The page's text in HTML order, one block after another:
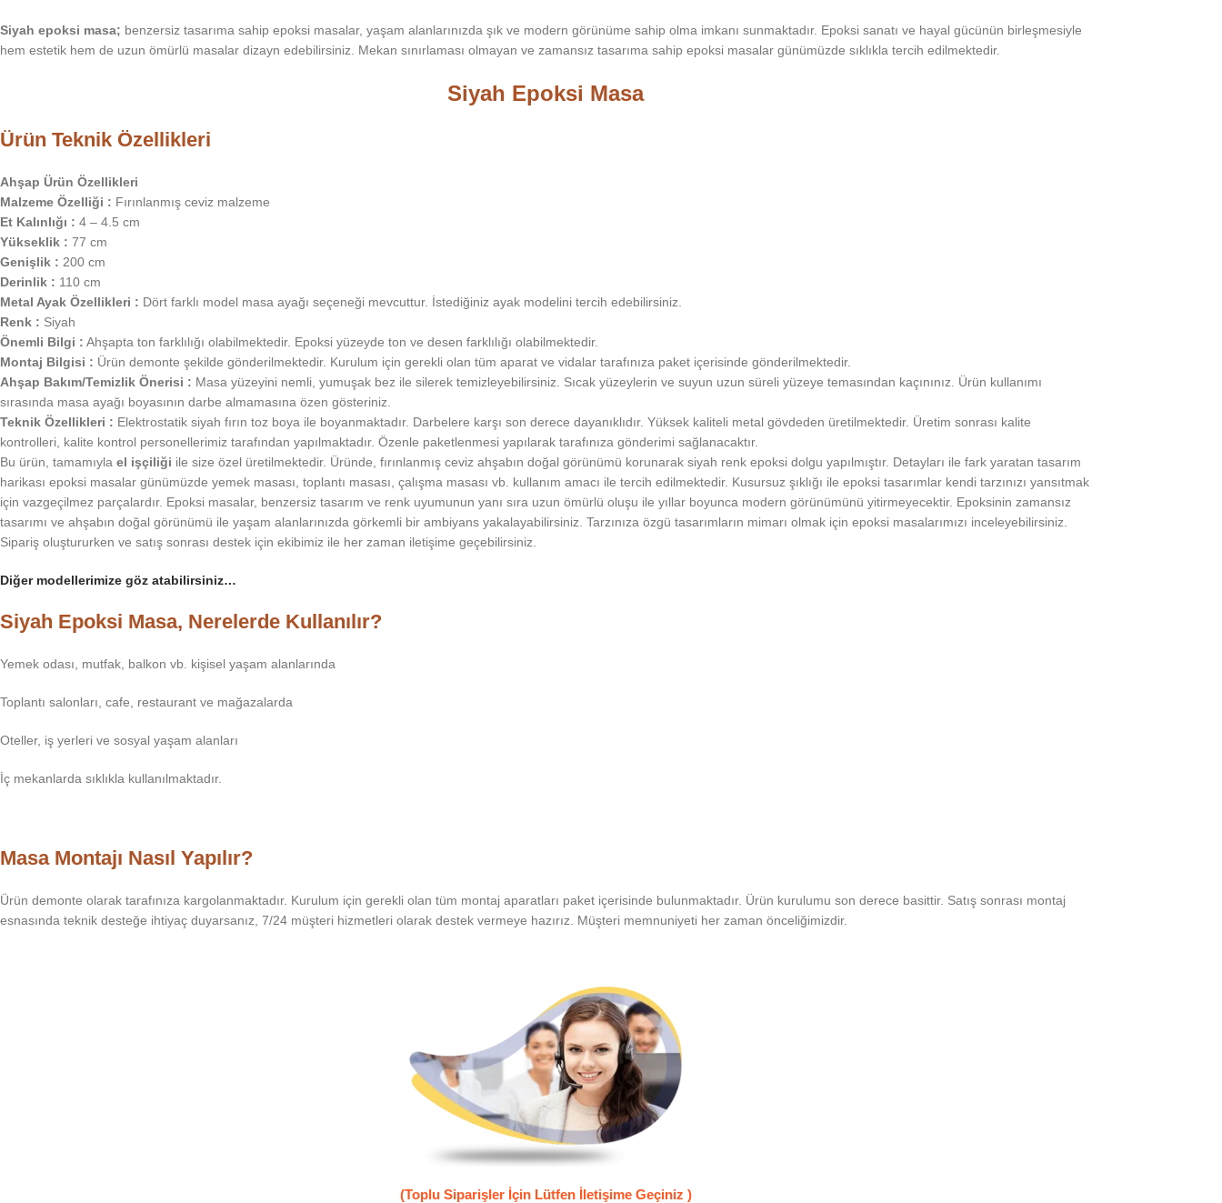
Siyah epoksi masa; benzersiz tasarıma sahip epoksi masalar, yaşam alanlarınızda şık ve modern görünüme sahip olma imkanı sunmaktadır. Epoksi sanatı ve hayal gücünün birleşmesiyle
hem estetik hem de uzun ömürlü masalar dizayn edebilirsiniz. Mekan sınırlaması olmayan ve zamansız tasarıma sahip epoksi masalar günümüzde sıklıkla tercih edilmektedir.
Siyah Epoksi Masa
Ürün Teknik Özellikleri
Ahşap Ürün Özellikleri
Malzeme Özelliği : Fırınlanmış ceviz malzeme
Et Kalınlığı : 4 – 4.5 cm
Yükseklik : 77 cm
Genişlik : 200 cm
Derinlik : 110 cm
Metal Ayak Özellikleri : Dört farklı model masa ayağı seçeneği mevcuttur. İstediğiniz ayak modelini tercih edebilirsiniz.
Renk : Siyah
Önemli Bilgi : Ahşapta ton farklılığı olabilmektedir. Epoksi yüzeyde ton ve desen farklılığı olabilmektedir.
Montaj Bilgisi : Ürün demonte şekilde gönderilmektedir. Kurulum için gerekli olan tüm aparat ve vidalar tarafınıza paket içerisinde gönderilmektedir.
Ahşap Bakım/Temizlik Önerisi : Masa yüzeyini nemli, yumuşak bez ile silerek temizleyebilirsiniz. Sıcak yüzeylerin ve suyun uzun süreli yüzeye temasından kaçınınız. Ürün kullanımı
sırasında masa ayağı boyasının darbe almamasına özen gösteriniz.
Teknik Özellikleri : Elektrostatik siyah fırın toz boya ile boyanmaktadır. Darbelere karşı son derece dayanıklıdır. Yüksek kaliteli metal gövdeden üretilmektedir. Üretim sonrası kalite
kontrolleri, kalite kontrol personellerimiz tarafından yapılmaktadır. Özenle paketlenmesi yapılarak tarafınıza gönderimi sağlanacaktır.
Bu ürün, tamamıyla el işçiliği ile size özel üretilmektedir. Üründe, fırınlanmış ceviz ahşabın doğal görünümü korunarak siyah renk epoksi dolgu yapılmıştır. Detayları ile fark yaratan tasarım
harikası epoksi masalar günümüzde yemek masası, toplantı masası, çalışma masası vb. kullanım amacı ile tercih edilmektedir. Kusursuz şıklığı ile epoksi tasarımlar kendi tarzınızı yansıtmak
için vazgeçilmez parçalardır. Epoksi masalar, benzersiz tasarım ve renk uyumunun yanı sıra uzun ömürlü oluşu ile yıllar boyunca modern görünümünü yitirmeyecektir. Epoksinin zamansız
tasarımı ve ahşabın doğal görünümü ile yaşam alanlarınızda görkemli bir ambiyans yakalayabilirsiniz. Tarzınıza özgü tasarımların mimarı olmak için epoksi masalarımızı inceleyebilirsiniz.
Sipariş oluştururken ve satış sonrası destek için ekibimiz ile her zaman iletişime geçebilirsiniz.
Diğer modellerimize göz atabilirsiniz…
Siyah Epoksi Masa, Nerelerde Kullanılır?
Yemek odası, mutfak, balkon vb. kişisel yaşam alanlarında
Toplantı salonları, cafe, restaurant ve mağazalarda
Oteller, iş yerleri ve sosyal yaşam alanları
İç mekanlarda sıklıkla kullanılmaktadır.
Masa Montajı Nasıl Yapılır?
Ürün demonte olarak tarafınıza kargolanmaktadır. Kurulum için gerekli olan tüm montaj aparatları paket içerisinde bulunmaktadır. Ürün kurulumu son derece basittir. Satış sonrası montaj
esnasında teknik desteğe ihtiyaç duyarsanız, 7/24 müşteri hizmetleri olarak destek vermeye hazırız. Müşteri memnuniyeti her zaman önceliğimizdir.
(Toplu Siparişler İçin Lütfen İletişime Geçiniz )